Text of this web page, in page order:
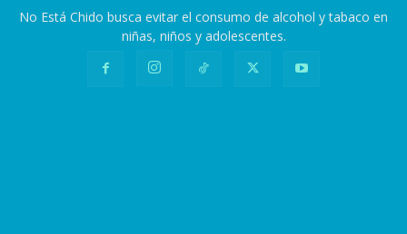
No Está Chido busca evitar el consumo de alcohol y tabaco en
niñas, niños y adolescentes.